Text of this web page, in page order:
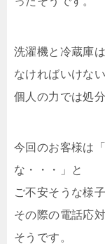
洗濯機と冷蔵庫
なければいけない
個人の力では処
今回のお客様は
な・・・」と
ご不安そうな様
その際の電話応
そうです。